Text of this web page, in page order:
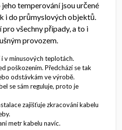
temperování jsou určené
i do průmyslových objektů.
všechny případy, a to i
provozem.
v minusových teplotách.
poškozením. Předchází se tak
odstávkám ve výrobě.
se sám reguluje, proto je
zajišťuje zkracování kabelu
metr kabelu navíc.